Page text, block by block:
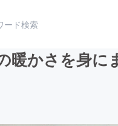
暖かさを身に